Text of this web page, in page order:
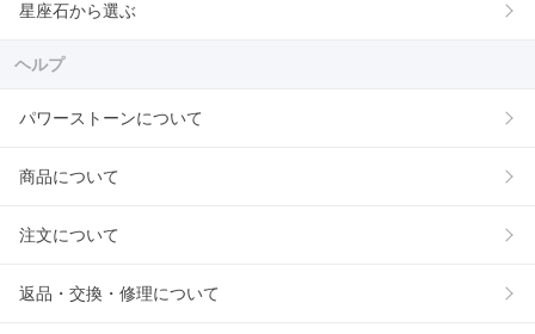
星座石から選ぶ
ヘルプ
パワーストーンについて
商品について
注文について
返品・交換・修理について